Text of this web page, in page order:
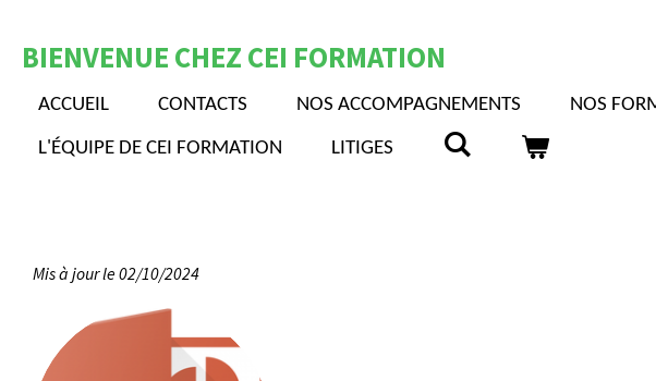
au
principal
BIENVENUE CHEZ CEI FORMATION
ACCUEIL CONTACTS NOS ACCOMPAGNEMENTS NOS
L'ÉQUIPE DE CEI FORMATION LITIGES
Mis à jour le 02/10/2024